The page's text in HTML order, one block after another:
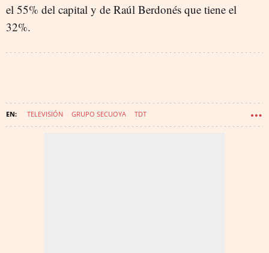
el 55% del capital y de Raúl Berdonés que tiene el
32%.
TELEVISIÓN GRUPO SECUOYA TDT